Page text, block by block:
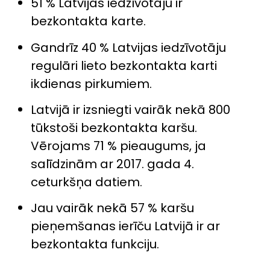
bezkontakta karte.
Gandrīz 40 % Latvijas iedzīvotāju
regulāri lieto bezkontakta karti
ikdienas pirkumiem.
Latvijā ir izsniegti vairāk nekā 800
tūkstoši bezkontakta karšu.
Vērojams 71 % pieaugums, ja
salīdzinām ar 2017. gada 4.
ceturkšņa datiem.
Jau vairāk nekā 57 % karšu
pieņemšanas ierīču Latvijā ir ar
bezkontakta funkciju.